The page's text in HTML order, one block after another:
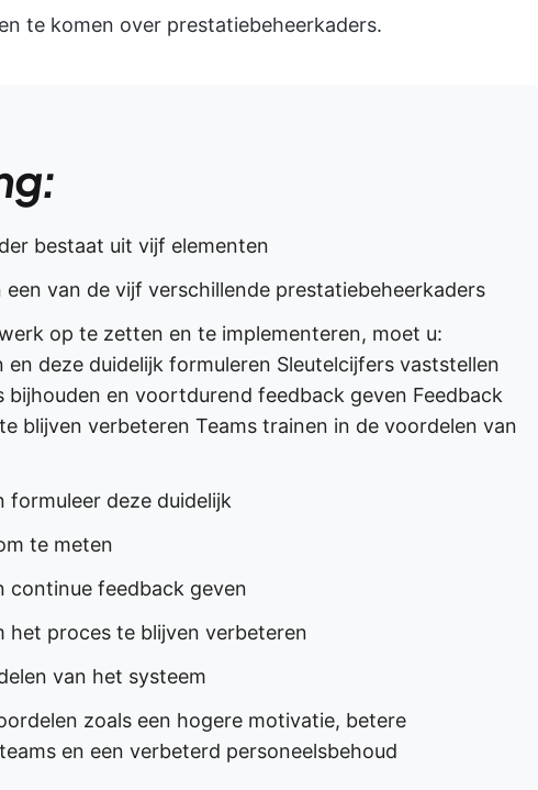
te komen over prestatiebeheerkaders.
bestaat uit vijf elementen
een van de vijf verschillende prestatiebeheerkaders
op te zetten en te implementeren, moet u:
en deze duidelijk formuleren Sleutelcijfers vaststellen
bijhouden en voortdurend feedback geven Feedback
blijven verbeteren Teams trainen in de voordelen van
formuleer deze duidelijk
te meten
continue feedback geven
het proces te blijven verbeteren
van het systeem
zoals een hogere motivatie, betere
en een verbeterd personeelsbehoud